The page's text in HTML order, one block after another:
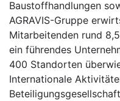
Baustoffhandlungen
AGRAVIS-Gruppe
Mitarbeitenden rund
ein führendes
400 Standorten
Internationale